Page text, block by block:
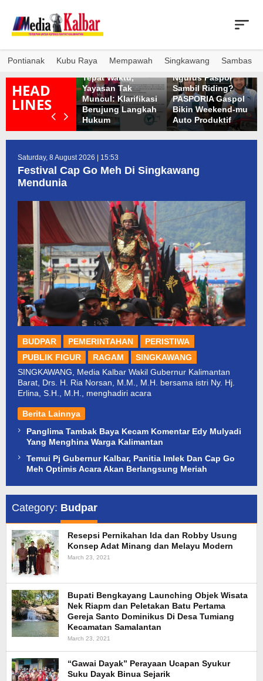
content
Pontianak Kubu Raya Mempawah Singkawang Sambas
HEAD
LINES
Booster 2
IV Regional V
Mindset
dan Kerja
LEGATISI Datang
Tepat Waktu,
Yayasan Tak
Muncul: Klarifikasi
Berujung Langkah
Hukum
Ngurus Paspor
Sambil Riding?
PASPORIA Gaspol
Bikin Weekend-mu
Auto Produktif
Saturday, 8 August 2026 | 15:53
Festival Cap Go Meh Di Singkawang
Mendunia
BUDPAR PEMERINTAHAN
PERISTIWA
PUBLIK FIGUR
RAGAM
SINGKAWANG
SINGKAWANG, Media Kalbar Wakil Gubernur Kalimantan
Barat, Drs. H. Ria Norsan, M.M., M.H. bersama istri Ny. Hj.
Erlina, S.H., M.H., menghadiri acara
Berita Lainnya
Panglima Tambak Baya Kecam Komentar Edy Mulyadi
Yang Menghina Warga Kalimantan
Temui Pj Gubernur Kalbar, Panitia Imlek Dan Cap Go
Meh Optimis Acara Akan Berlangsung Meriah
Category: Budpar
Resepsi Pernikahan Ida dan Robby Usung
Konsep Adat Minang dan Melayu Modern
March 23, 2021
Bupati Bengkayang Launching Objek Wisata
Nek Riapm dan Peletakan Batu Pertama
Gereja Santo Dominikus Di Desa Tumiang
Kecamatan Samalantan
March 23, 2021
“Gawai Dayak” Perayaan Ucapan Syukur
Suku Dayak Binua Sejarik